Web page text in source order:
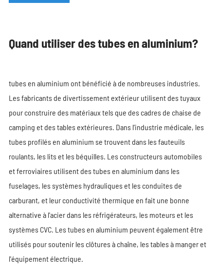
Quand utiliser des tubes en aluminium?
tubes en aluminium ont bénéficié à de nombreuses industries.
Les fabricants de divertissement extérieur utilisent des tuyaux
pour construire des matériaux tels que des cadres de chaise de
camping et des tables extérieures. Dans l'industrie médicale, les
tubes profilés en aluminium se trouvent dans les fauteuils
roulants, les lits et les béquilles. Les constructeurs automobiles
et ferroviaires utilisent des tubes en aluminium dans les
fuselages, les systèmes hydrauliques et les conduites de
carburant, et leur conductivité thermique en fait une bonne
alternative à l'acier dans les réfrigérateurs, les moteurs et les
systèmes CVC. Les tubes en aluminium peuvent également être
utilisés pour soutenir les clôtures à chaîne, les tables à manger et
l'équipement électrique.